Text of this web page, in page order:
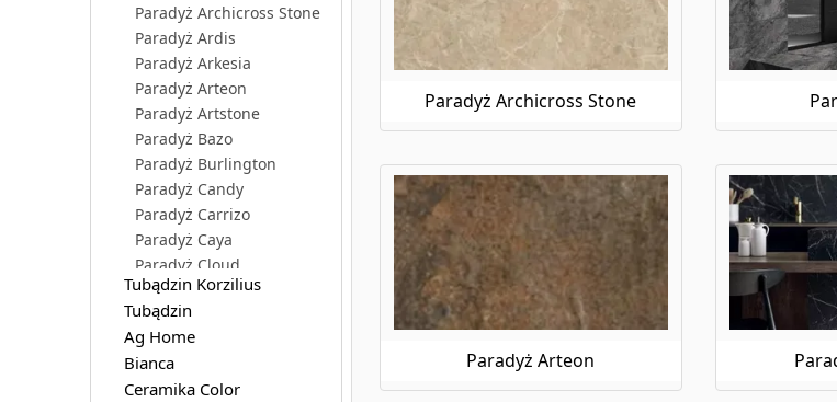
Jeśli chcesz wprowadzić do swojego domu odrobinę natury i
budujemy.pl znajdziesz różnorodne odcienie zieleni, które
sprawdzą się zarówno w łazience, kuchni, jak i w salonie.
Płytki do kuchni na ścianę Paradyż
Kuchnia to serce każdego domu, dlatego warto zadbać o jej
która sprawdzi się w każdym wnętrzu. Bogata oferta płytek
która będzie nie tylko piękna, ale także praktyczna.
Płytki turkusowe Paradyż
Turkus to kolor, który kojarzy się z morskim klimatem i
wprowadzić tę niezwykłą atmosferę do swojego wnętrza.
przestrzeni energii i ożywienia.
Wybierając płytki ceramiczne Paradyż na e-budujemy.pl, masz
oczekiwania pod względem estetyki, trwałości i
Paradyż Archicross Stone
Paradyż Arteon
Paradyż Archicross Stone
Paradyż Ardis
Paradyż Arkesia
Paradyż Arteon
Paradyż Artstone
Paradyż Bazo
Paradyż Burlington
Paradyż Candy
Paradyż Carrizo
Paradyż Caya
Paradyż Cloud
Paradyż Craftland
Paradyż Desertdust
Paradyż Doblo
Paradyż Effect
Paradyż Elanda / Elando
Tubądzin Korzilius
Tubądzin
Ag Home
Bianca
Ceramika Color